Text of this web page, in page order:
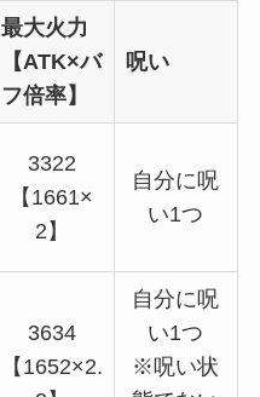
最大火力
【ATK×バ
フ倍率】
呪い
3322
【1661×
2】
自分に呪
い1つ
3634
【1652×2.
自分に呪
い1つ
※呪い状